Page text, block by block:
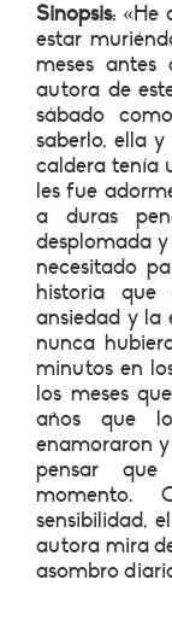
Sinopsis: «He
estar
meses
autora de
sábado
saberlo, ella
caldera tenía
les fue
a duras
desplomada
necesitado
historia que
ansiedad y la
nunca
minutos en
los meses
años que
enamoraron
pensar
momento.
sensibilidad,
autora mira
asombro